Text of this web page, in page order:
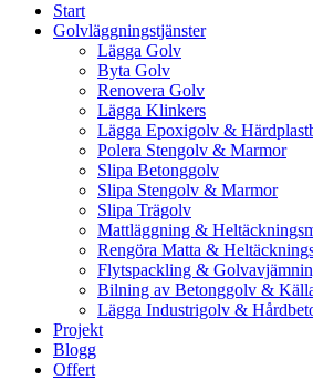
Start
Golvläggningstjänster
Lägga Golv
Byta Golv
Renovera Golv
Lägga Klinkers
Lägga Epoxigolv &
Polera Stengolv & Marmor
Slipa Betonggolv
Slipa Stengolv & Marmor
Slipa Trägolv
Mattläggning &
Rengöra Matta &
Flytspackling &
Bilning av Betonggolv &
Lägga Industrigolv &
Projekt
Blogg
Offert